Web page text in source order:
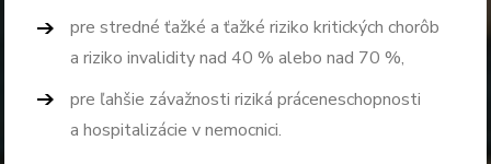
pre stredné ťažké a ťažké riziko kritických chorôb
a riziko invalidity nad 40 % alebo nad 70 %,
pre ľahšie závažnosti riziká práceneschopnosti
a hospitalizácie v nemocnici.